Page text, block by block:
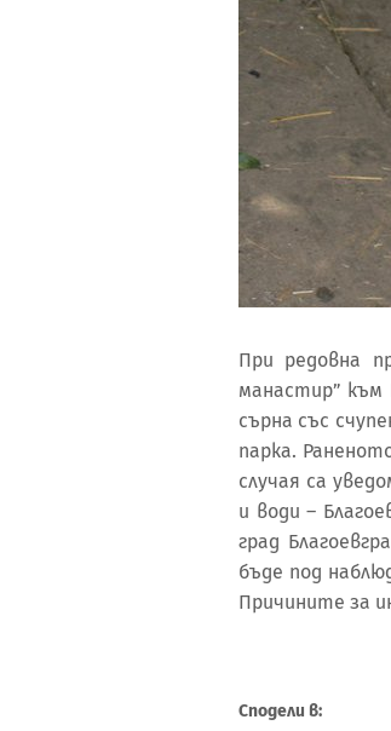
При редовна
манастир” към
сърна със
парка.
случая са
и води –
град
бъде под
Причините за
Сподели в: